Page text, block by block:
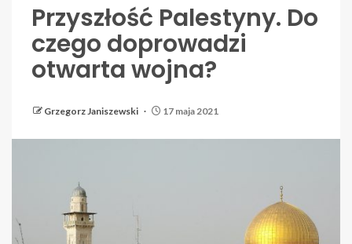
Przyszłość Palestyny. Do
czego doprowadzi
otwarta wojna?
Grzegorz Janiszewski 17 maja 2021